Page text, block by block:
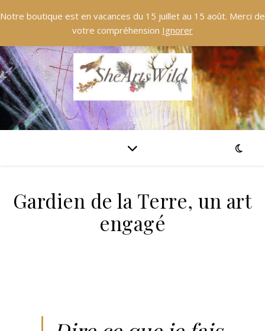
Notre boutique est en vacances du 15 juillet au 15 août. Merci de
votre compréhension Ignorer
Gardien de la Terre, un art
engagé